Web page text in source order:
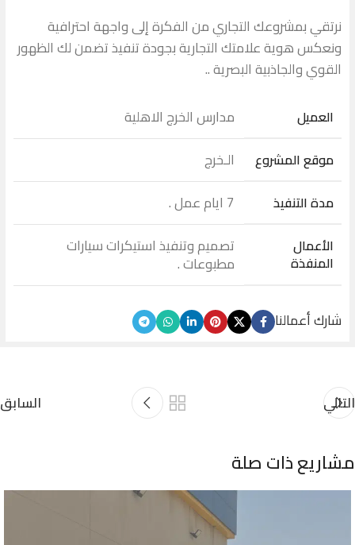
نرتقي بمشروعك التجاري من الفكرة إلى واجهة احترافية
ونعكس هوية علامتك التجارية بجودة تنفيذ تضمن لك الظهور
القوي والجاذبية البصرية ..
العميل مدارس الخرج الاهلية
موقع المشروع الـخرج
مدة التنفيذ 7 ايام عمل .
الأعمال
المنفذة
تصميم وتنفيذ استيكرات سيارات
مطبوعات .
شارك أعمالنا
التالي السابق
مشاريع ذات صلة